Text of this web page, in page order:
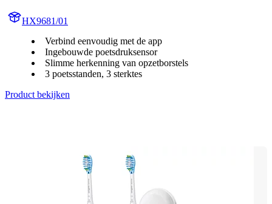
HX9681/01
Verbind eenvoudig met de app
Ingebouwde poetsdruksensor
Slimme herkenning van opzetborstels
3 poetsstanden, 3 sterktes
Product bekijken